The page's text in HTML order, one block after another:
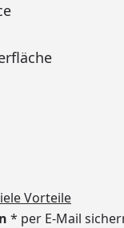
Vorteile
* per E-Mail